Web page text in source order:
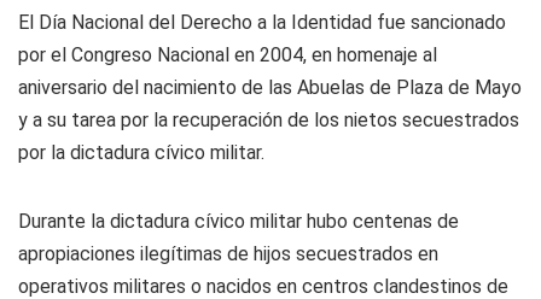
El Día Nacional del Derecho a la Identidad fue sancionado
por el Congreso Nacional en 2004, en homenaje al
aniversario del nacimiento de las Abuelas de Plaza de Mayo
y a su tarea por la recuperación de los nietos secuestrados
por la dictadura cívico militar.
Durante la dictadura cívico militar hubo centenas de
apropiaciones ilegítimas de hijos secuestrados en
operativos militares o nacidos en centros clandestinos de